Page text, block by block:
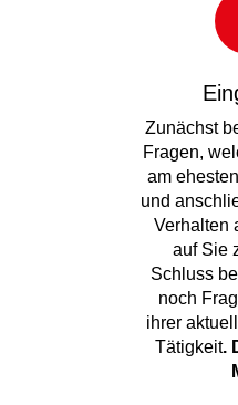
Zunächst
Fragen,
am
und
Verhalten
auf Sie
Schluss
noch
ihrer
Tätigkeit.